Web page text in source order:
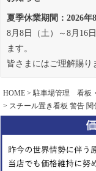
夏季休業期間：2026年
8月8日（土）～8月16
ます。
皆さまにはご理解賜り
HOME 駐車場管理 看板
スチール置き看板 警告